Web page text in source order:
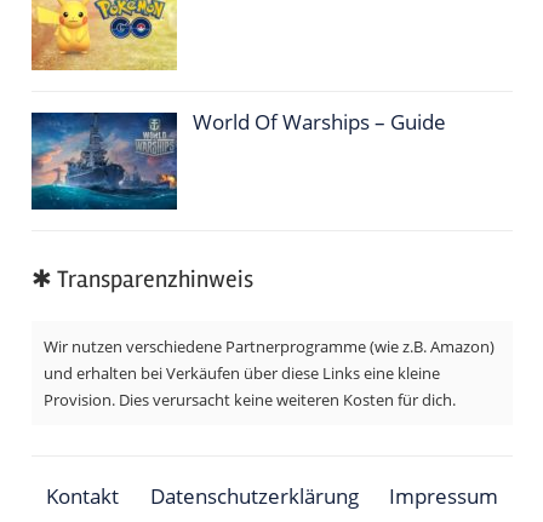
World Of Warships – Guide
✱ Transparenzhinweis
Wir nutzen verschiedene Partnerprogramme (wie z.B. Amazon)
und erhalten bei Verkäufen über diese Links eine kleine
Provision. Dies verursacht keine weiteren Kosten für dich.
Kontakt Datenschutzerklärung Impressum